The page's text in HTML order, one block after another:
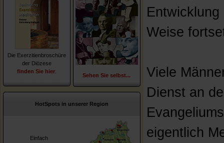
Die Exerzitienbroschüre
der Diözese
finden Sie hier
Sehen Sie selbst...
HotSpots in unserer Region
Einfach
Weise
Viele
Dienst an
eigentlich